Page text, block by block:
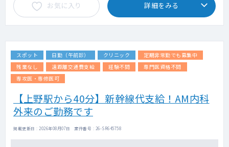
お気に入り 詳細をみる
スポット 日勤（午前診） クリニック
定期非常勤でも募集中
残業なし
遠距離交通費支給 経験不問
専門医資格不問
専攻医・専修医可
【上野駅から40分】新幹線代支給！AM内科
外来のご勤務です
掲載更新日 : 2026年08月07日 案件番号 : 26-SR645758